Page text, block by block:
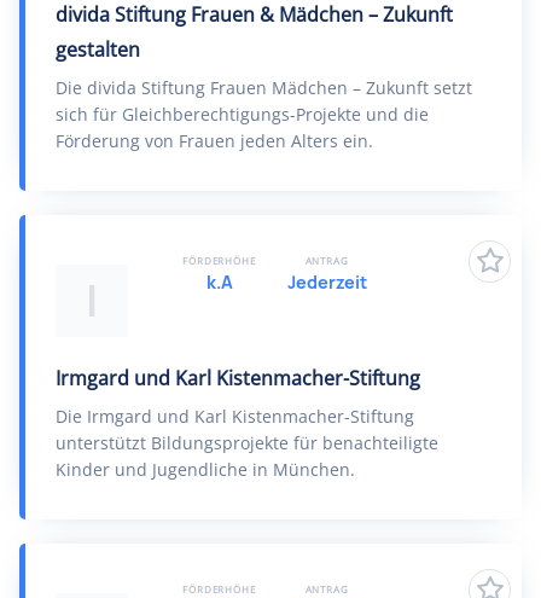
divida Stiftung Frauen & Mädchen – Zukunft
gestalten
Die divida Stiftung Frauen Mädchen – Zukunft setzt
sich für Gleichberechtigungs-Projekte und die
Förderung von Frauen jeden Alters ein.
I
Irmgard und Karl Kistenmacher-Stiftung
Die Irmgard und Karl Kistenmacher-Stiftung
unterstützt Bildungsprojekte für benachteiligte
Kinder und Jugendliche in München.
FÖRDERHÖHE
k.A
ANTRAG
Jederzeit
FÖRDERHÖHE ANTRAG